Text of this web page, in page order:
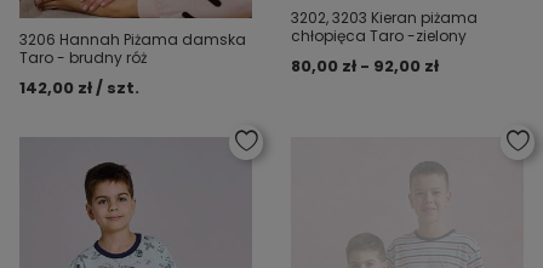
3206 Hannah Piżama damska
Taro - brudny róż
142,00 zł / szt.
3202, 3203 Kieran piżama
chłopięca Taro -zielony
80,00 zł - 92,00 zł